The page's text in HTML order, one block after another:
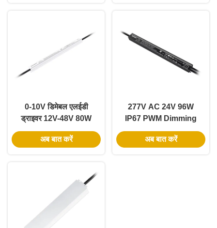
0-10V डिमेबल एलईडी
ड्राइवर 12V-48V 80W
अल्ट्रा स्लिम IP67
अब बात करें
277V AC 24V 96W
IP67 PWM Dimming
LED Driver With
Dimmer Switch Single
अब बात करें